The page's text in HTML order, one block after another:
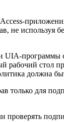
не используя
UIA-программы
рабочий стол
должна
только для
проверять